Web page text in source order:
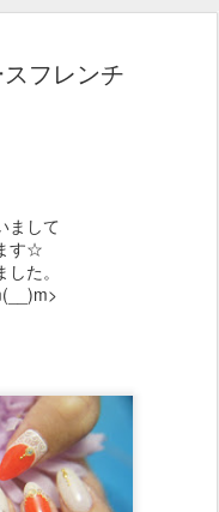
フレンチ
まして
す☆
た。